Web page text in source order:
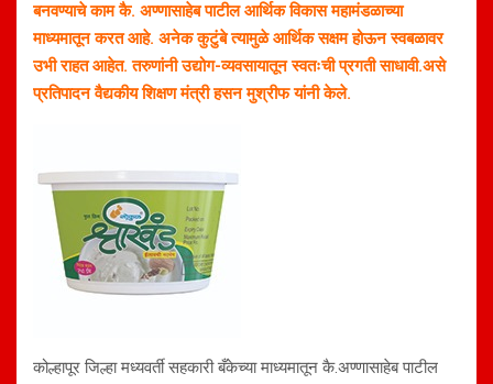
बनवण्याचे काम कै. अण्णासाहेब पाटील आर्थिक विकास महामंडळाच्या
माध्यमातून करत आहे. अनेक कुटुंबे त्यामुळे आर्थिक सक्षम होऊन स्वबळावर
उभी राहत आहेत. तरुणांनी उद्योग-व्यवसायातून स्वतःची प्रगती साधावी.असे
प्रतिपादन वैद्यकीय शिक्षण मंत्री हसन मुश्रीफ यांनी केले.
कोल्हापूर जिल्हा मध्यवर्ती सहकारी बँकेच्या माध्यमातून कै.अण्णासाहेब पाटील